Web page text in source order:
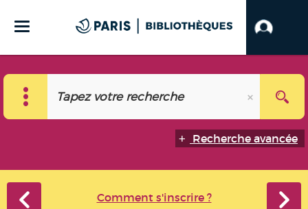
Recherche avancée
Comment s'inscrire ?